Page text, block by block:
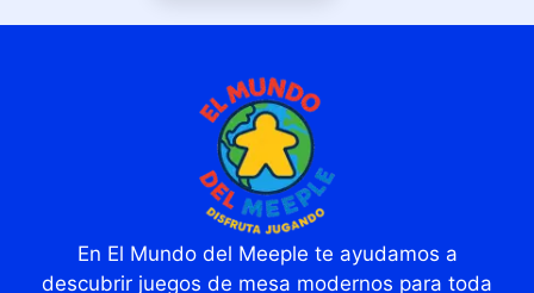
En El Mundo del Meeple te ayudamos a
descubrir juegos de mesa modernos para toda